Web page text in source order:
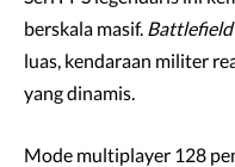
berskala masif. Battlefield
luas, kendaraan militer
yang dinamis.
Mode multiplayer 128